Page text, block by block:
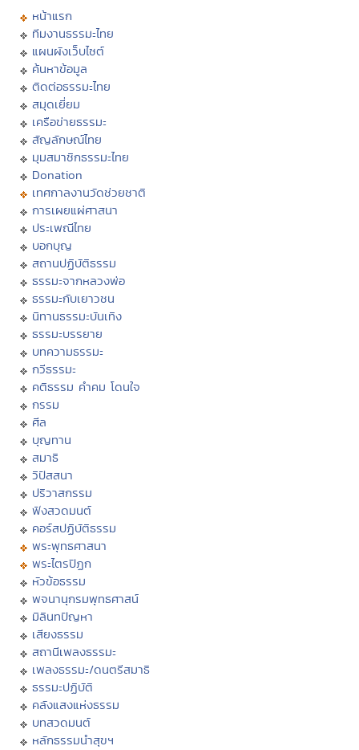
หน้าแรก
ทีมงานธรรมะไทย
แผนผังเว็บไซต์
ค้นหาข้อมูล
ติดต่อธรรมะไทย
สมุดเยี่ยม
เครือข่ายธรรมะ
สัญลักษณ์ไทย
มุมสมาชิกธรรมะไทย
Donation
เทศกาลงานวัดช่วยชาติ
การเผยแผ่ศาสนา
ประเพณีไทย
บอกบุญ
สถานปฏิบัติธรรม
ธรรมะจากหลวงพ่อ
ธรรมะกับเยาวชน
นิทานธรรมะบันเทิง
ธรรมะบรรยาย
บทความธรรมะ
กวีธรรมะ
คติธรรม คำคม โดนใจ
กรรม
ศีล
บุญทาน
สมาธิ
วิปัสสนา
ปริวาสกรรม
ฟังสวดมนต์
คอร์สปฏิบัติธรรม
พระพุทธศาสนา
พระไตรปิฏก
หัวข้อธรรม
พจนานุกรมพุทธศาสน์
มิลินทปัญหา
เสียงธรรม
สถานีเพลงธรรมะ
เพลงธรรมะ/ดนตรีสมาธิ
ธรรมะปฏิบัติ
คลังแสงแห่งธรรม
บทสวดมนต์
หลักธรรมนำสุขฯ